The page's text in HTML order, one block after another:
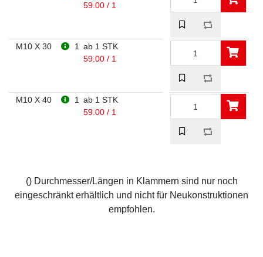
59.00 / 1
M10 X 30 1
ab 1 STK
59.00 / 1
M10 X 40 1
ab 1 STK
59.00 / 1
() Durchmesser/Längen in Klammern sind nur noch
eingeschränkt erhältlich und nicht für Neukonstruktionen
empfohlen.